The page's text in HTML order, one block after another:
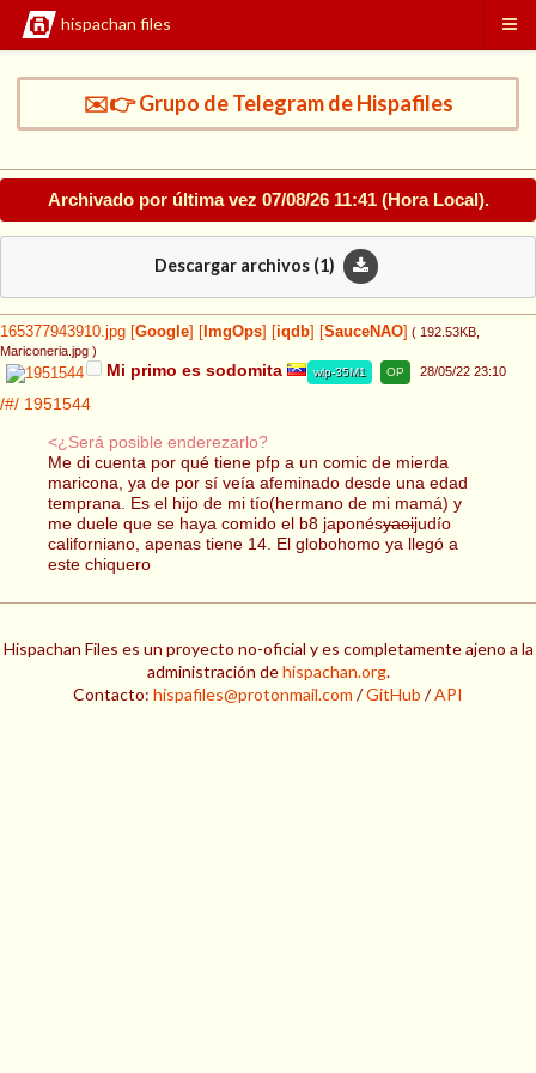
hispachan files
✉️👉 Grupo de Telegram de Hispafiles
Archivado por última vez 07/08/26 11:41(Hora Local).
Descargar archivos (1)
165377943910.jpg Google ImgOps iqdb SauceNAO ( 192.53KB
Mariconeria.jpg )
Mi primo es sodomita wlp-35M1 OP 28/05/22 23:10
/#/ 1951544
<¿Será posible enderezarlo?
Me di cuenta por qué tiene pfp a un comic de mierda
maricona, ya de por sí veía afeminado desde una edad
temprana. Es el hijo de mi tío(hermano de mi mamá) y
me duele que se haya comido el b8 japonésyaoijudío
californiano, apenas tiene 14. El globohomo ya llegó a
este chiquero
Hispachan Files es un proyecto no-oficial y es completamente ajeno a la
administración dehispachan.org.
Contacto: hispafiles@protonmail.com /GitHub /API